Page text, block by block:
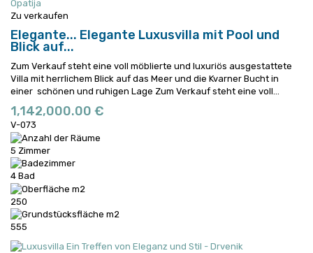
Zu verkaufen
Elegante... Elegante Luxusvilla mit Pool und
Blick auf...
Zum Verkauf steht eine voll möblierte und luxuriös ausgestattete
Villa mit herrlichem Blick auf das Meer und die Kvarner Bucht in
einer schönen und ruhigen Lage Zum Verkauf steht eine voll...
1,142,000.00 €
V-073
5 Zimmer
4 Bad
250
555